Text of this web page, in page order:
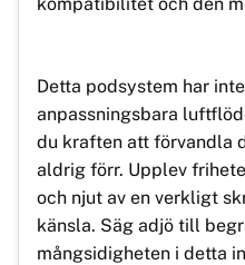
Detta podsystem har
anpassningsbara
du kraften att förvandla
aldrig förr. Upplev
och njut av en verkligt
känsla. Säg adjö till
mångsidigheten i detta